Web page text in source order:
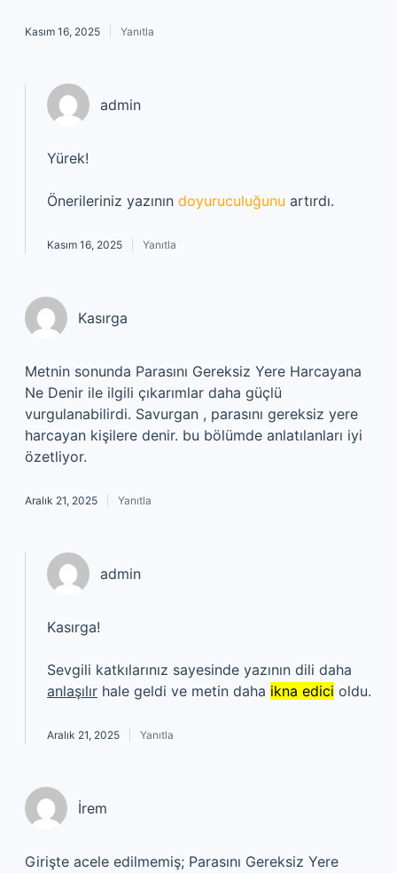
Kasım 16, 2025 Yanıtla
admin
Yürek!
Önerileriniz yazının doyuruculuğunu artırdı.
Kasım 16, 2025 Yanıtla
Kasırga
Metnin sonunda Parasını Gereksiz Yere Harcayana
Ne Denir ile ilgili çıkarımlar daha güçlü
vurgulanabilirdi. Savurgan , parasını gereksiz yere
harcayan kişilere denir. bu bölümde anlatılanları iyi
özetliyor.
Aralık 21, 2025 Yanıtla
admin
Kasırga!
Sevgili katkılarınız sayesinde yazının dili daha
anlaşılır hale geldi ve metin daha ikna edici oldu.
Aralık 21, 2025 Yanıtla
İrem
Girişte acele edilmemiş; Parasını Gereksiz Yere